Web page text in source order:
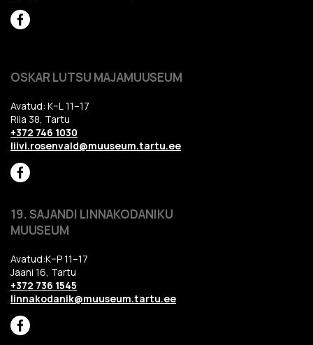
OSKAR LUTSU MAJAMUUSEUM
Avatud: K–L 11–17
Riia 38, Tartu
+372 746 1030
liivi.rosenvald@muuseum.tartu.ee
19. SAJANDI LINNAKODANIKU
MUUSEUM
Avatud:K–P 11–17
Jaani 16, Tartu
+372 736 1545
linnakodanik@muuseum.tartu.ee